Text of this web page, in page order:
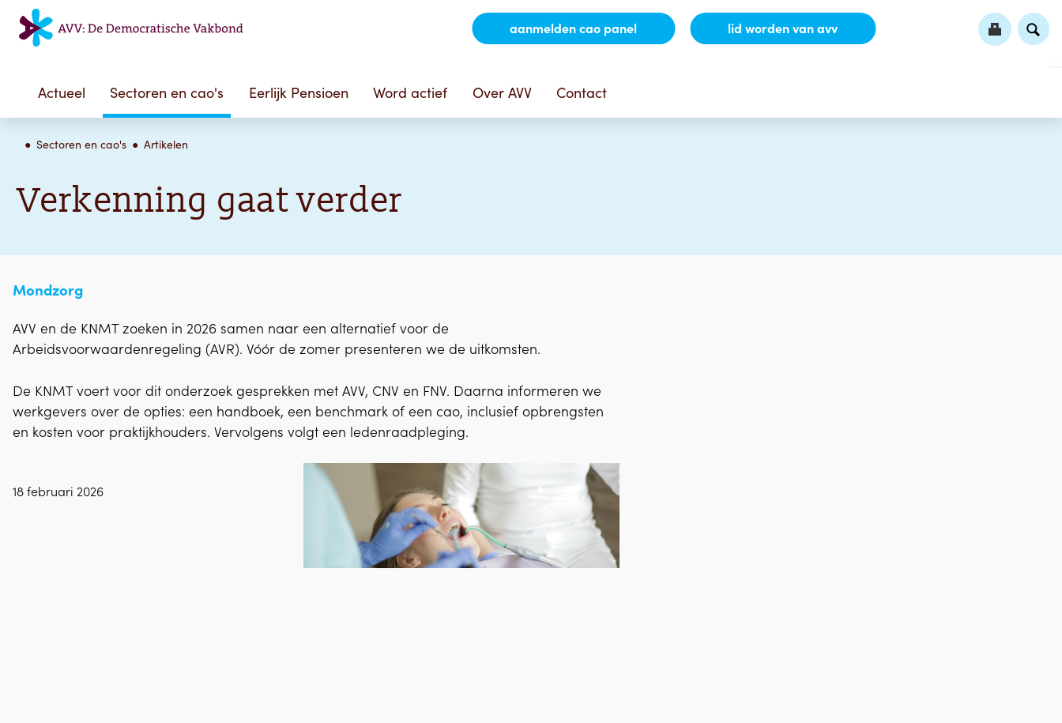
aanmelden cao panel lid worden van avv
Actueel Sectoren en cao's Eerlijk Pensioen Word actief Over AVV Contact
Sectoren en cao's Artikelen
Verkenning gaat verder
Mondzorg
AVV en de KNMT zoeken in 2026 samen naar een alternatief voor de
Arbeidsvoorwaardenregeling (AVR). Vóór de zomer presenteren we de uitkomsten.
De KNMT voert voor dit onderzoek gesprekken met AVV, CNV en FNV. Daarna informeren we
werkgevers over de opties: een handboek, een benchmark of een cao, inclusief opbrengsten
en kosten voor praktijkhouders. Vervolgens volgt een ledenraadpleging.
18 februari 2026